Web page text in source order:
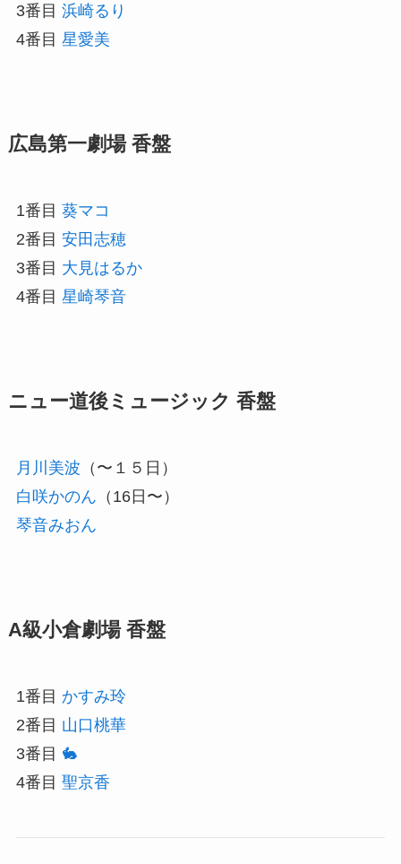
3番目 浜崎るり
4番目 星愛美
広島第一劇場 香盤
1番目 葵マコ
2番目 安田志穂
3番目 大見はるか
4番目 星崎琴音
ニュー道後ミュージック 香盤
月川美波 （〜１５日）
白咲かのん （16日〜）
琴音みおん
A級小倉劇場 香盤
1番目 かすみ玲
2番目 山口桃華
3番目 🐇
4番目 聖京香